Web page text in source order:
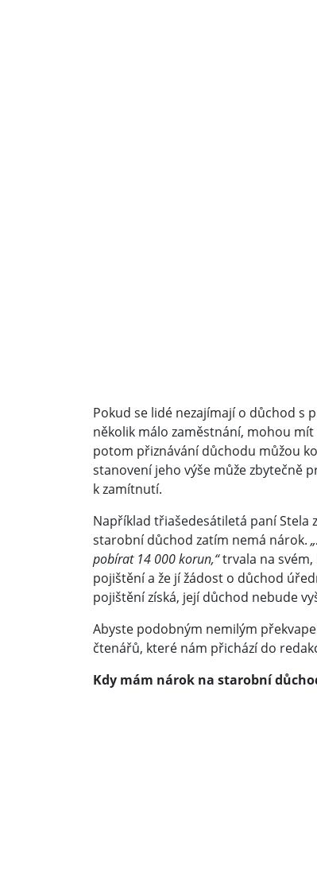
Pokud se lidé nezajímají o důchod s
několik málo zaměstnání, mohou
potom přiznávání důchodu můžou
stanovení jeho výše může zbytečně
k zamítnutí.
Například třiašedesátiletá paní Stela
starobní důchod zatím nemá nárok.
pobírat 14 000 korun,“trvala na svém,
pojištění a že jí žádost o důchod
pojištění získá, její důchod nebude
Abyste podobným nemilým
čtenářů, které nám přichází do
Kdy mám nárok na starobní